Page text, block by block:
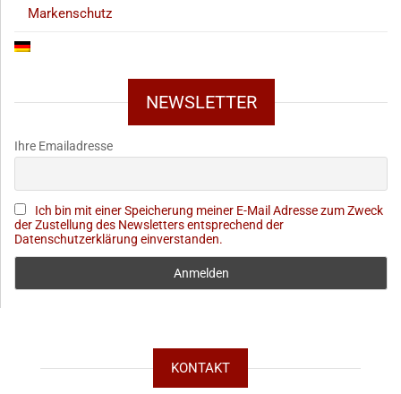
Markenschutz
NEWSLETTER
Ihre Emailadresse
Ich bin mit einer Speicherung meiner E-Mail Adresse zum Zweck
der Zustellung des Newsletters entsprechend der
Datenschutzerklärung einverstanden.
KONTAKT